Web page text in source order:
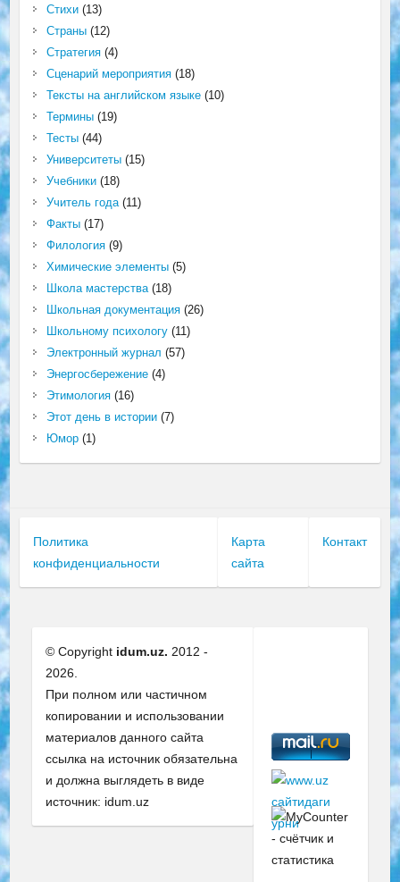
Стихи(13)
Страны(12)
Стратегия(4)
Сценарий мероприятия(18)
Тексты на английском языке(10)
Термины(19)
Тесты(44)
Университеты(15)
Учебники(18)
Учитель года(11)
Факты(17)
Филология(9)
Химические элементы(5)
Школа мастерства(18)
Школьная документация(26)
Школьному психологу(11)
Электронный журнал (57)
Энергосбережение(4)
Этимология(16)
Этот день в истории(7)
Юмор(1)
Политика
конфиденциальности
Карта
сайта
Контакт
© Copyright idum.uz. 2012 -
2026.
При полном или частичном
копировании и использовании
материалов данного сайта
ссылка на источник обязательна
и должна выглядеть в виде
источник: idum.uz